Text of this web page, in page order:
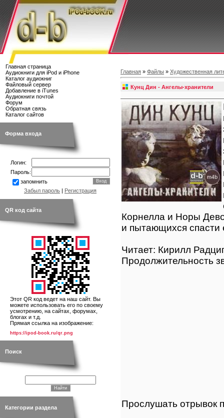
Главная страница
Аудиокниги для iPod и iPhone
Каталог аудиокниг
Файловый сервер
Добавление в iTunes
Аудиокниги почтой
Форум
Обратная связь
Каталог сайтов
Форма входа
Логин:
Пароль:
запомнить
Забыл пароль | Регистрация
QR код сайта
Этот QR код ведет на наш сайт. Вы
можете использовать его по своему
усмотрению, на сайтах, форумах,
блогах и т.д.
Прямая ссылка на изображение:
https://ipod-book.ru/qr.png
Поиск
Категории раздела
Главная » Файлы » Художественная
Кунц Дин - Ангелы-хранители
Корнелла и Норы
и пытающихся спасти
Читает: Кирилл
Продолжительность
Прослушать отрывок